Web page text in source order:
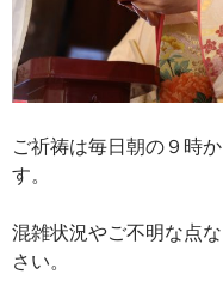
ご祈祷は毎日朝の９時
す。
混雑状況やご不明な点
さい。